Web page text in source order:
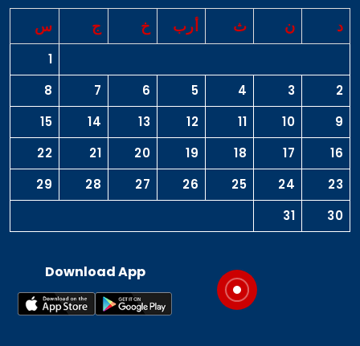
د ن ث أرب خ ج س
1
2
3
4
5
6
7
8
9
10
11
12
13
14
15
16
17
18
19
20
21
22
23
24
25
26
27
28
29
30
31
Download App